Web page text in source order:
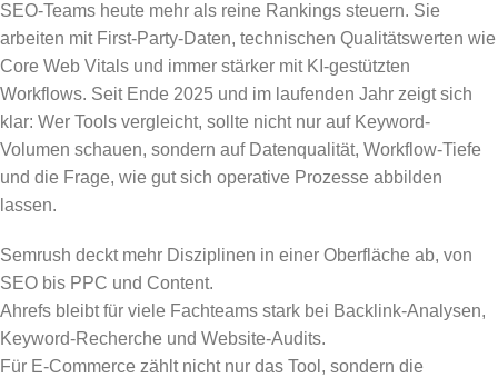
SEO-Teams heute mehr als reine Rankings steuern. Sie
arbeiten mit First-Party-Daten, technischen Qualitätswerten wie
Core Web Vitals und immer stärker mit KI-gestützten
Workflows. Seit Ende 2025 und im laufenden Jahr zeigt sich
klar: Wer Tools vergleicht, sollte nicht nur auf Keyword-
Volumen schauen, sondern auf Datenqualität, Workflow-Tiefe
und die Frage, wie gut sich operative Prozesse abbilden
lassen.
Semrush deckt mehr Disziplinen in einer Oberfläche ab, von
SEO bis PPC und Content.
Ahrefs bleibt für viele Fachteams stark bei Backlink-Analysen,
Keyword-Recherche und Website-Audits.
Für E-Commerce zählt nicht nur das Tool, sondern die